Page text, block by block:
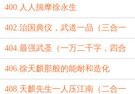
大章节）
400.人人揣摩徐永生
402.治国典仪，武道一品（三合一
章节）
404.最强武圣（一万二千字，四合
一大章节）
406.徐天麒那般的能耐和造化
408.天麒先生一人压江南（二合一